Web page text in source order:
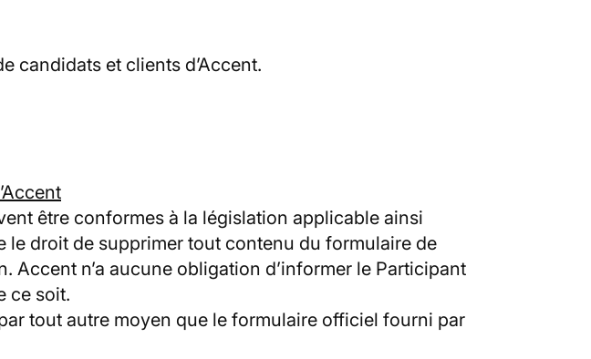
candidats et clients d’Accent.
être conformes à la législation applicable ainsi
le droit de supprimer tout contenu du formulaire de
Accent n’a aucune obligation d’informer le Participant
ce soit.
tout autre moyen que le formulaire officiel fourni par